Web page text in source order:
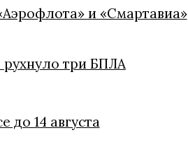
и «Смартавиа»
рухнуло три БПЛА
до 14 августа